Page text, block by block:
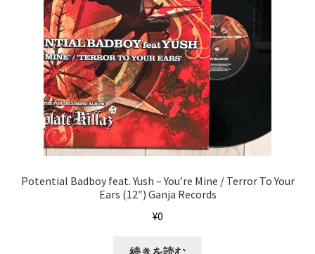
Potential Badboy feat. Yush ‎– You’re Mine / Terror To Your
Ears (12″) Ganja Records
¥0